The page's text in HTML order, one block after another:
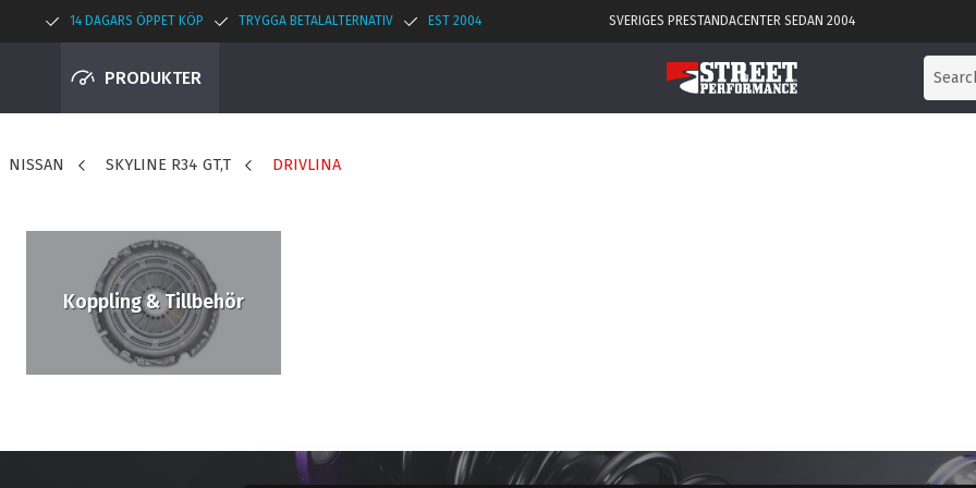
14 DAGARS ÖPPET KÖP TRYGGA BETALALTERNATIV EST 2004 SVERIGES PRESTANDACENTER SEDAN 2004
PRODUKTER
NISSAN SKYLINE R34 GT,T DRIVLINA
Koppling & Tillbehör